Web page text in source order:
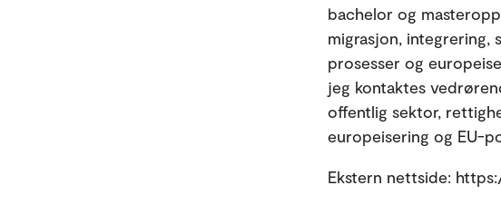
bachelor og
migrasjon, integrering,
prosesser og
jeg kontaktes
offentlig sektor,
europeisering og EU-
Ekstern nettside: